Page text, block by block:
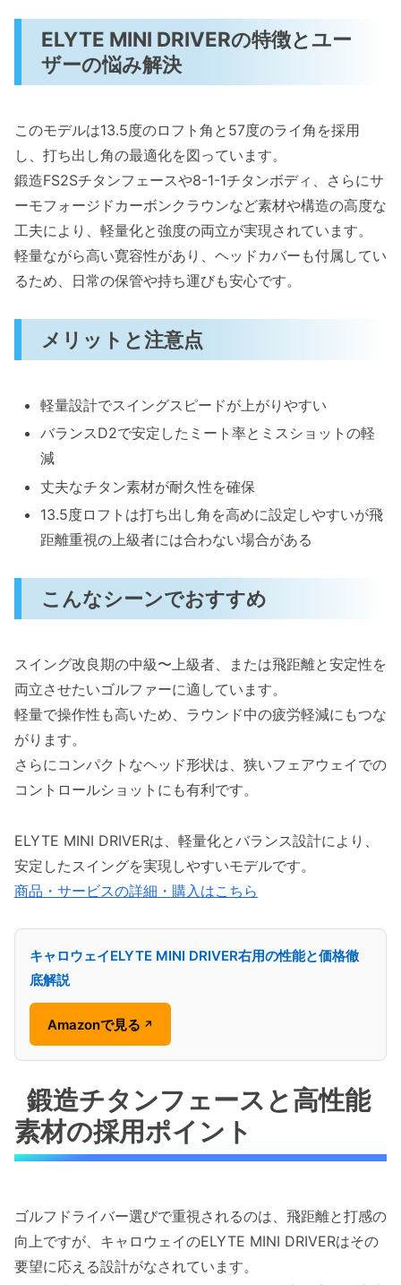
ELYTE MINI DRIVERの特徴とユー
ザーの悩み解決
このモデルは13.5度のロフト角と57度のライ角を採用
し、打ち出し角の最適化を図っています。
鍛造FS2Sチタンフェースや8-1-1チタンボディ、さらにサ
ーモフォージドカーボンクラウンなど素材や構造の高度な
工夫により、軽量化と強度の両立が実現されています。
軽量ながら高い寛容性があり、ヘッドカバーも付属してい
るため、日常の保管や持ち運びも安心です。
メリットと注意点
軽量設計でスイングスピードが上がりやすい
バランスD2で安定したミート率とミスショットの軽
減
丈夫なチタン素材が耐久性を確保
13.5度ロフトは打ち出し角を高めに設定しやすいが飛
距離重視の上級者には合わない場合がある
こんなシーンでおすすめ
スイング改良期の中級〜上級者、または飛距離と安定性を
両立させたいゴルファーに適しています。
軽量で操作性も高いため、ラウンド中の疲労軽減にもつな
がります。
さらにコンパクトなヘッド形状は、狭いフェアウェイでの
コントロールショットにも有利です。
ELYTE MINI DRIVERは、軽量化とバランス設計により、
安定したスイングを実現しやすいモデルです。
商品・サービスの詳細・購入はこちら
キャロウェイELYTE MINI DRIVER右用の性能と価格徹
底解説
Amazonで見る ↗
鍛造チタンフェースと高性能
素材の採用ポイント
ゴルフドライバー選びで重視されるのは、飛距離と打感の
向上ですが、キャロウェイのELYTE MINI DRIVERはその
要望に応える設計がなされています。